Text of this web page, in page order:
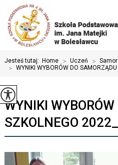
Jesteś tutaj: Home > Uczeń >
> WYNIKI WYBORÓW DO SAMORZĄDU
WYNIKI
SZKOLNEGO